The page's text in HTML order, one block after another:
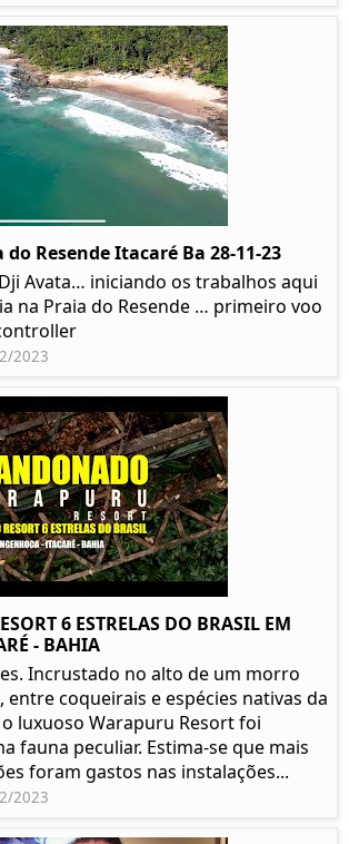
Resende Itacaré Ba 28-11-23
Avata… iniciando os trabalhos aqui
na Praia do Resende … primeiro voo
2023
6 ESTRELAS DO BRASIL EM
- BAHIA
Incrustado no alto de um morro
entre coqueirais e espécies nativas da
luxuoso Warapuru Resort foi
fauna peculiar. Estima-se que mais
foram gastos nas instalações...
2023